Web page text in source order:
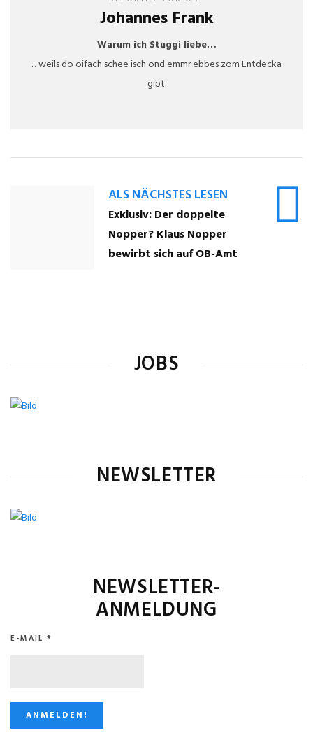
Johannes Frank
Warum ich Stuggi liebe…
…weils do oifach schee isch ond emmr ebbes zom Entdecka
gibt.
ALS NÄCHSTES LESEN
Exklusiv: Der doppelte
Nopper? Klaus Nopper
bewirbt sich auf OB-Amt
JOBS
NEWSLETTER
NEWSLETTER-
ANMELDUNG
E-MAIL *